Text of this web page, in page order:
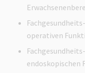
operativen
endoskopischen